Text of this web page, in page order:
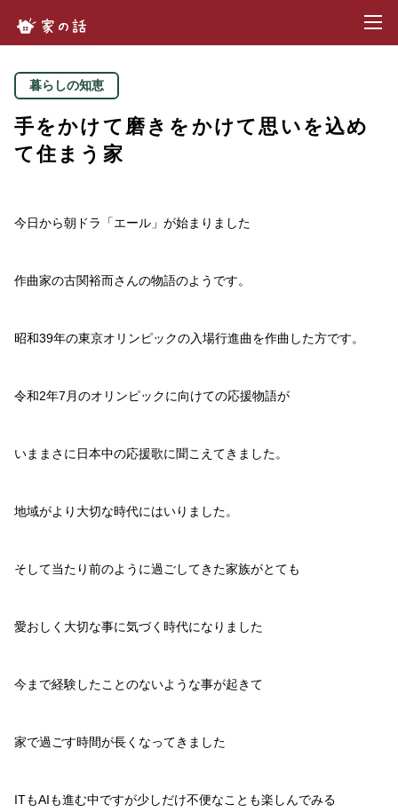
暮らしの知恵
手をかけて磨きをかけて思いを込め
て住まう家
今日から朝ドラ「エール」が始まりました
作曲家の古関裕而さんの物語のようです。
昭和39年の東京オリンピックの入場行進曲を作曲した方です。
令和2年7月のオリンピックに向けての応援物語が
いままさに日本中の応援歌に聞こえてきました。
地域がより大切な時代にはいりました。
そして当たり前のように過ごしてきた家族がとても
愛おしく大切な事に気づく時代になりました
今まで経験したことのないような事が起きて
家で過ごす時間が長くなってきました
ITもAIも進む中ですが少しだけ不便なことも楽しんでみる